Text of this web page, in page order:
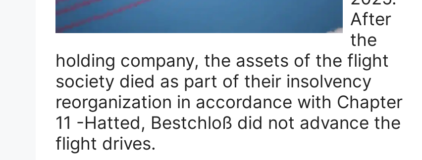
After
the
holding company, the assets of the flight
society died as part of their insolvency
reorganization in accordance with Chapter
11 -Hatted, Bestchloß did not advance the
flight drives.